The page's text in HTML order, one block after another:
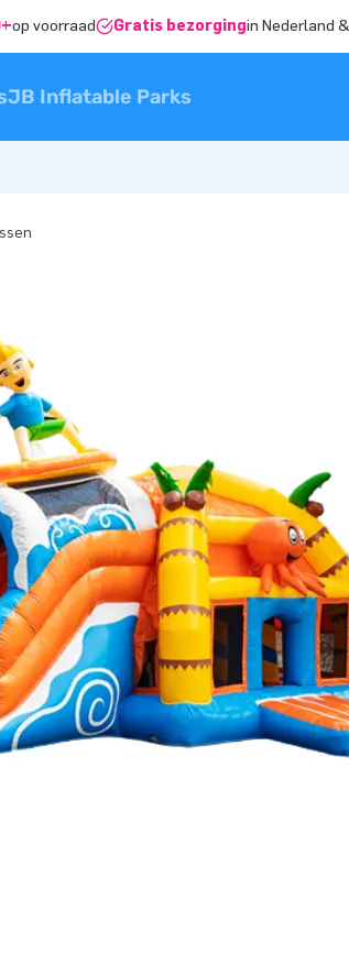
op voorraad Gratis bezorgingin Nederland
JB Inflatable Parks